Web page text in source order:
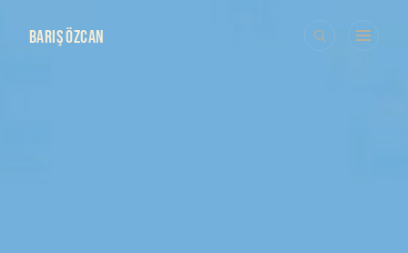
BARIŞ ÖZCAN